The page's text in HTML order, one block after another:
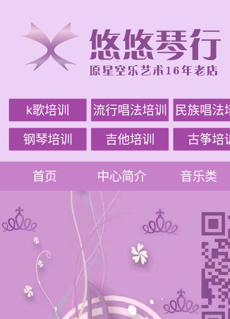
k歌培训 流行唱法培训 民族唱法
钢琴培训 吉他培训 古筝培
首页 中心简介 音乐类